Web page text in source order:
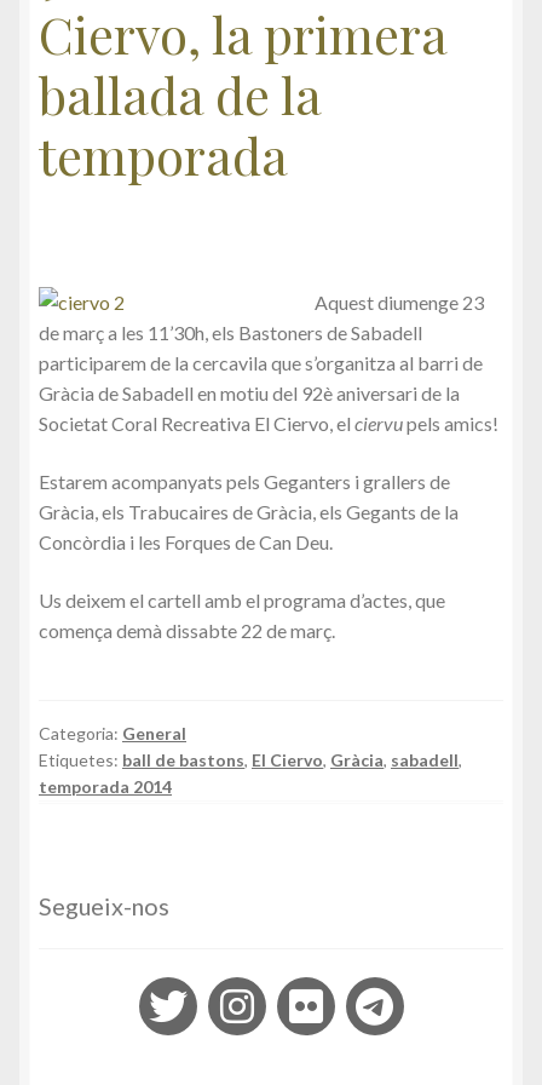
Cap d’any 2022
Cistella
Cookies
Finalitza la compra
La Botigueta
Política de privadesa
Privacitat
Purchase
Rebut
Tickets
On ens trobem?
Ciervo, la primera
ballada de la
temporada
Aquest diumenge 23
de març a les 11’30h, els Bastoners de Sabadell
participarem de la cercavila que s’organitza al barri de
Gràcia de Sabadell en motiu del 92è aniversari de la
Societat Coral Recreativa El Ciervo, el ciervupels amics!
Estarem acompanyats pels Geganters i grallers de
Gràcia, els Trabucaires de Gràcia, els Gegants de la
Concòrdia i les Forques de Can Deu.
Us deixem el cartell amb el programa d’actes, que
comença demà dissabte 22 de març.
Categoria: General
Etiquetes: ball de bastons, El Ciervo, Gràcia, sabadell,
temporada 2014
Segueix-nos